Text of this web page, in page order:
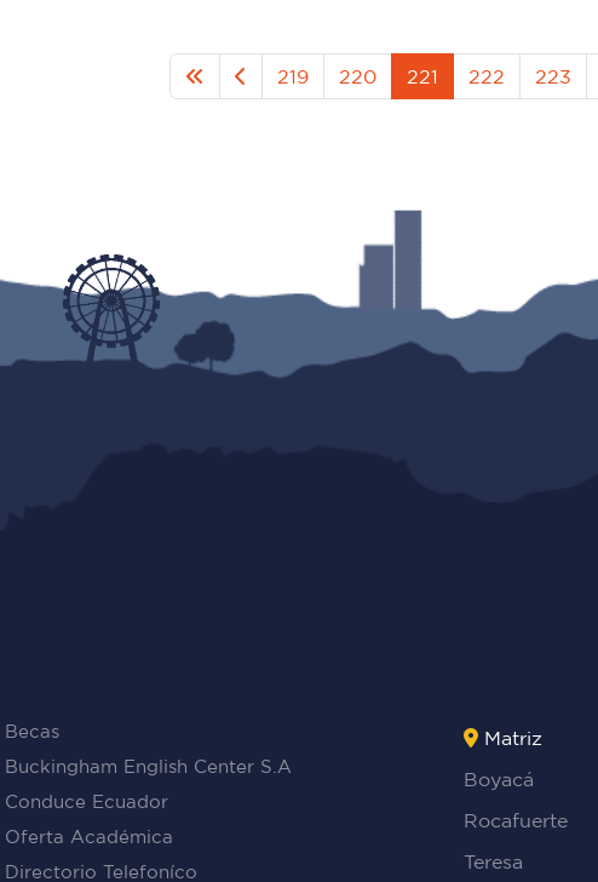
219 220 221 222 223
Becas
Buckingham English Center S.A
Conduce Ecuador
Oferta Académica
Directorio Telefoníco
Matriz
Boyacá
Rocafuerte
Teresa